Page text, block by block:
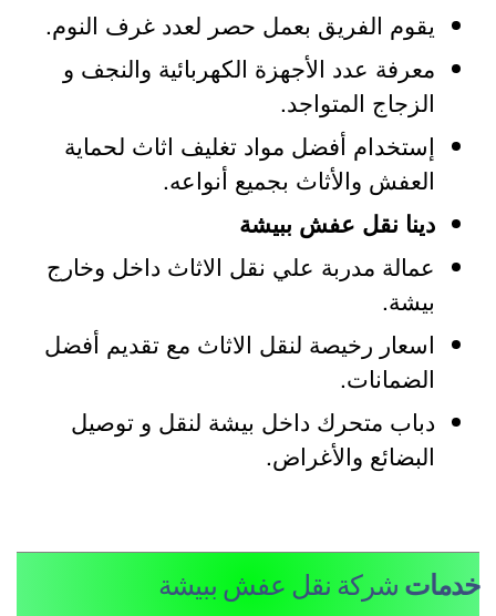
يقوم الفريق بعمل حصر لعدد غرف النوم.
معرفة عدد الأجهزة الكهربائية والنجف و
الزجاج المتواجد.
إستخدام أفضل مواد تغليف اثاث لحماية
العفش والأثاث بجميع أنواعه.
دينا نقل عفش ببيشة
عمالة مدربة علي نقل الاثاث داخل وخارج
بيشة.
اسعار رخيصة لنقل الاثاث مع تقديم أفضل
الضمانات.
دباب متحرك داخل بيشة لنقل و توصيل
البضائع والأغراض.
شركة نقل عفش ببيشة